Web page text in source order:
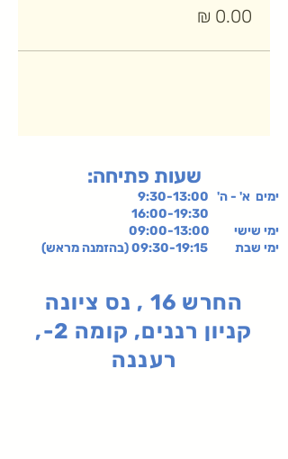
:שעות פתיחה
ימים א' - ה' 9:30-13:00
ימי שישי 09:00-13:00
ימי שבת 09:30-19:15 (בהזמנה מראש)
החרש 16 , נס ציונה
קניון רננים, קומה 2-,
רעננה